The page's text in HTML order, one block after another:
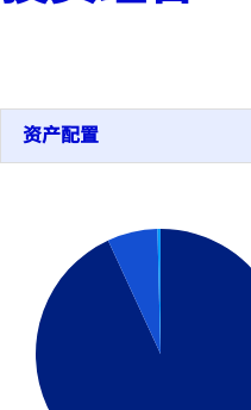
资产配置